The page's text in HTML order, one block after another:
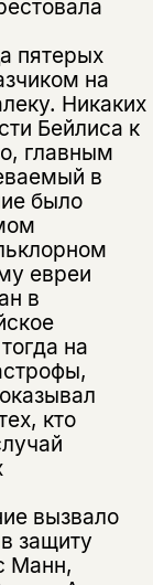
пятерых
на
Никаких
Бейлиса к
главным
в
было
евреи
в
на
кто
вызвало
защиту
Манн,
книги